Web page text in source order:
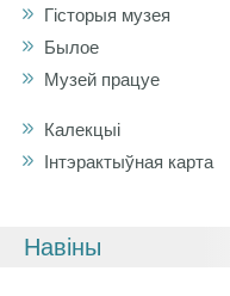
Гісторыя музея
Былое
Музей працуе
Калекцыі
Інтэрактыўная карта
Навіны